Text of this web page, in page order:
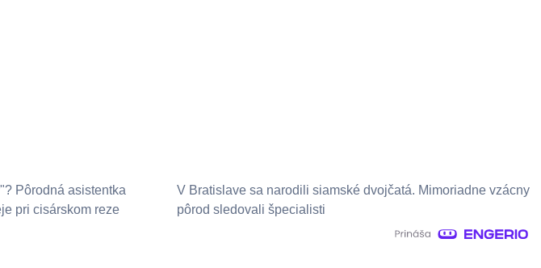
Pôrodná asistentka
pri cisárskom reze
V Bratislave sa narodili siamské dvojčatá. Mimoriadne vzácny
pôrod sledovali špecialisti